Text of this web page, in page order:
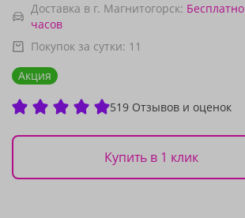
Доставка в г. Магнитогорск: Бесплатно
часов
Покупок за сутки: 11
Акция
519 Отзывов и оценок
Купить в 1 клик